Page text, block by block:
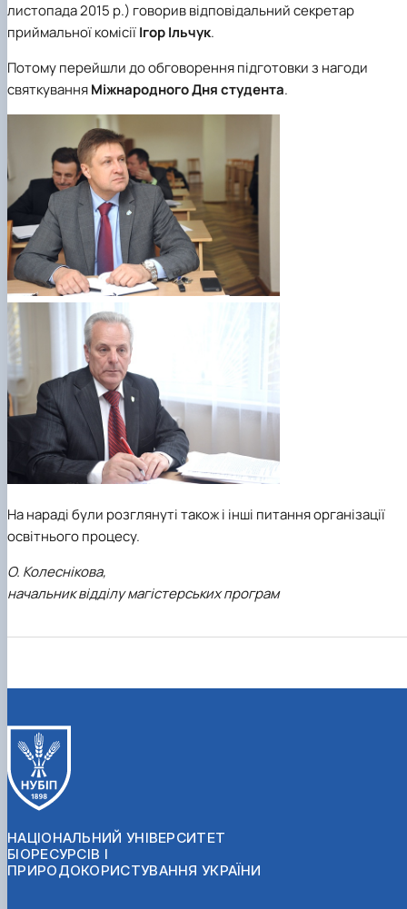
листопада 2015 р.) говорив відповідальний секретар
приймальної комісіїІгор Ільчук.
Потому перейшли до обговорення підготовки з нагоди
святкуванняМіжнародного Дня студента.
На нараді були розглянуті також і інші питання організації
освітнього процесу.
О. Колеснікова,
начальник відділу магістерських програм
НАЦІОНАЛЬНИЙ УНІВЕРСИТЕТ
БІОРЕСУРСІВ І
ПРИРОДОКОРИСТУВАННЯ УКРАЇНИ